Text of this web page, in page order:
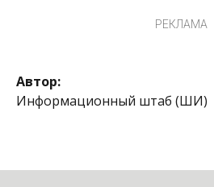
РЕКЛАМА
Автор:
Информационный штаб (ШИ)